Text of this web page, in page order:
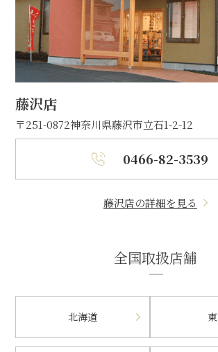
藤沢店
〒251-0872神奈川県藤沢市立石1-2-12
0466-82-3539
藤沢店の詳細を見る
全国取扱店舗
北海道